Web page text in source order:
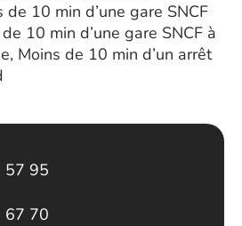
de 10 min d’une gare SNCF
10 min d’une gare SNCF à
Moins de 10 min d’un arrêt
57 95
67 70